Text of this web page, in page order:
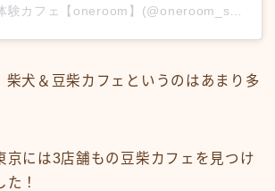
柴犬＆豆柴カフェというのはあまり多
京には3店舗もの豆柴カフェを見つけ
！